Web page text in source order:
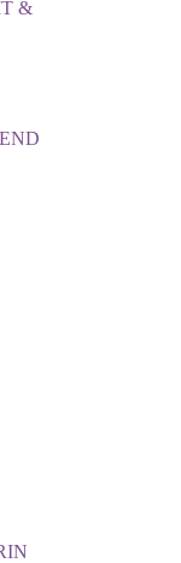
&